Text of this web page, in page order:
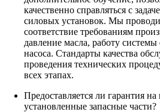
качественно справляться с
силовых установок. Мы
соответствие требованиям
давление масла, работу
насоса. Стандарты качества
проведения технических
всех этапах.
Предоставляется ли гарантия
установленные запасные части?